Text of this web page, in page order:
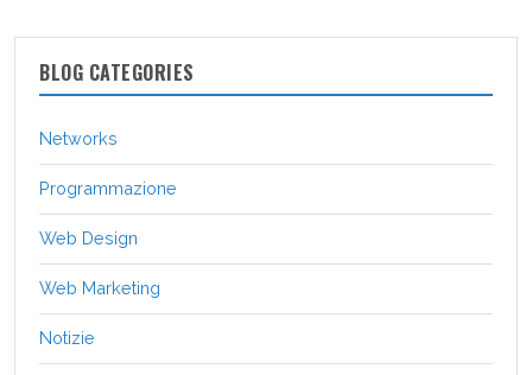
BLOG CATEGORIES
Networks
Programmazione
Web Design
Web Marketing
Notizie